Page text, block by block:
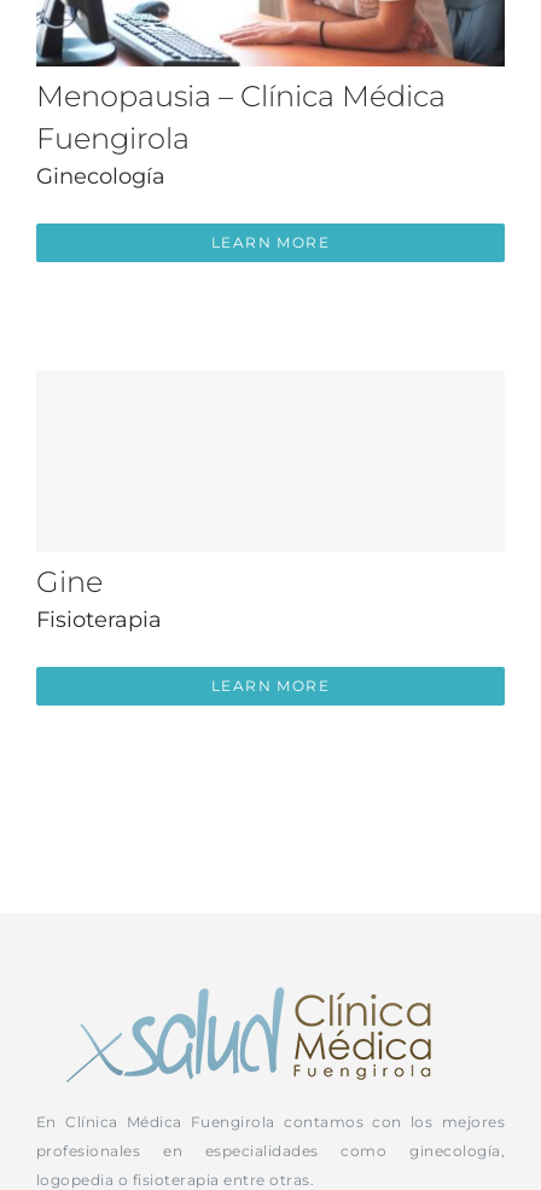
Menopausia – Clínica Médica
Fuengirola
Ginecología
LEARN MORE
Gine
Fisioterapia
LEARN MORE
En Clínica Médica Fuengirola contamos con los mejores
profesionales en especialidades como ginecología,
logopedia o fisioterapia entre otras.